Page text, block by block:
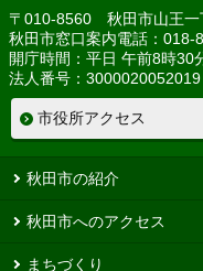
〒010-8560 秋田市山王一
秋田市窓口案内電話：
開庁時間：平日 午前8時30
法人番号：3000020052019
市役所アクセス
秋田市の紹介
秋田市へのアクセス
まちづくり